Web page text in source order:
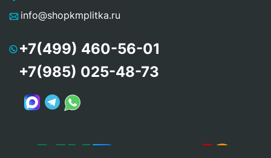
info@shopkmplitka.ru
+7(499) 460-56-01
+7(985) 025-48-73